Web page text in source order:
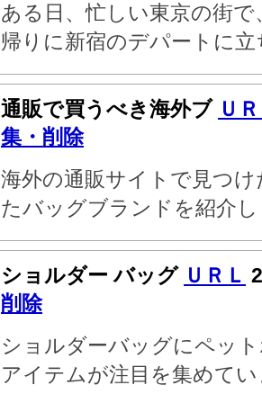
ある日、忙しい東京の街
帰りに新宿のデパートに
通販で買うべき海外ブ Ｕ
集・削除
海外の通販サイトで見つ
たバッグブランドを紹介
ショルダー バッグ ＵＲＬ
削除
ショルダーバッグにペッ
アイテムが注目を集めて